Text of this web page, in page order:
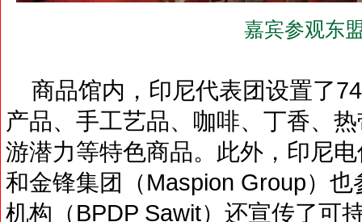
嘉宾参观东
商品馆内，印尼代表团设置了
产品、手工艺品、咖啡、丁香、
游潜力等特色商品。此外，印尼
和金锋集团（Maspion Group）
机构（BPDP Sawit）还宣传了可